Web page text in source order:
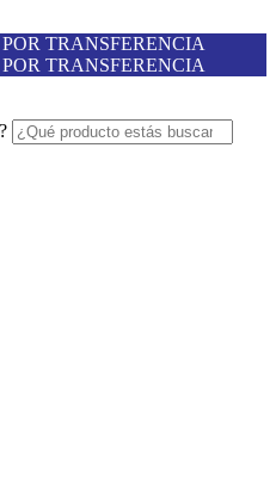
TRANSFERENCIA
TRANSFERENCIA